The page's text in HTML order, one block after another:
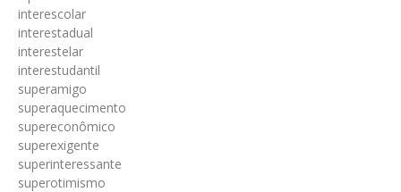
interescolar
interestadual
interestelar
interestudantil
superamigo
superaquecimento
supereconômico
superexigente
superinteressante
superotimismo